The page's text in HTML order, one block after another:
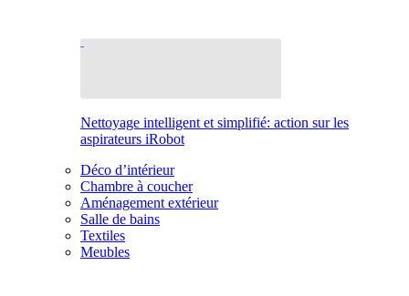
Nettoyage intelligent et simplifié: action sur les
aspirateurs iRobot
Déco d’intérieur
Chambre à coucher
Aménagement extérieur
Salle de bains
Textiles
Meubles